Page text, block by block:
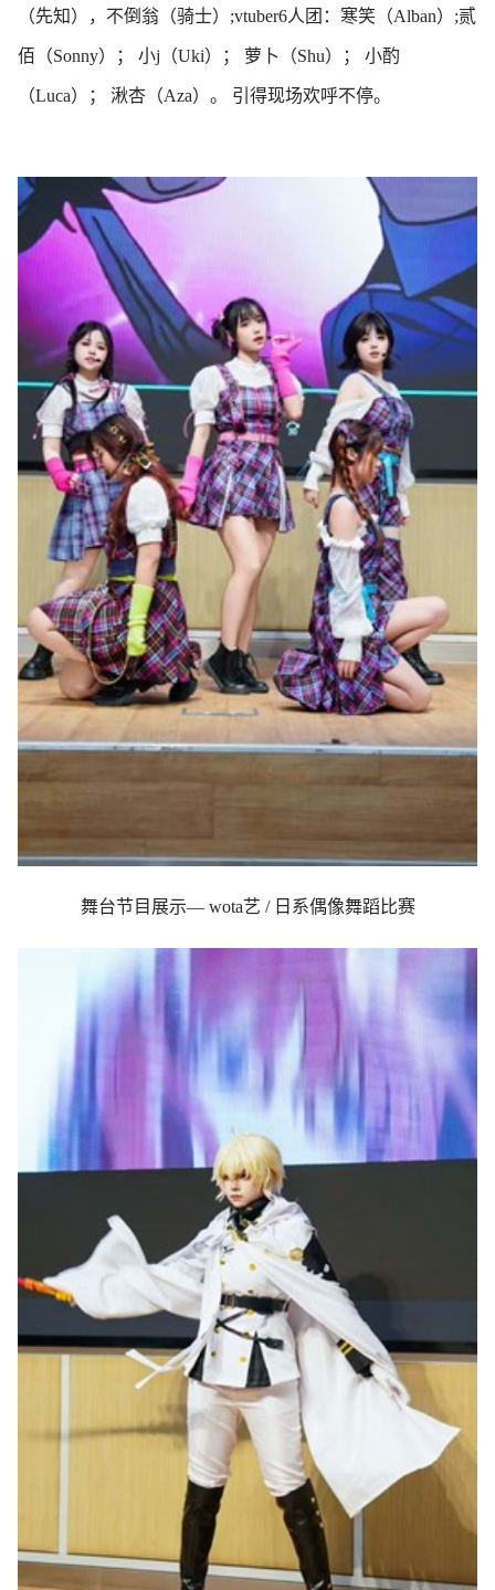
（先知），不倒翁（骑士）;vtuber6️人团：寒笑（Alban）;贰
佰（Sonny）； 小j（Uki）； 萝卜（Shu）； 小酌
（Luca）； 湫杏（Aza）。 引得现场欢呼不停。
舞台节目展示— wota艺 / 日系偶像舞蹈比赛